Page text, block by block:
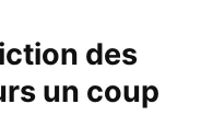
des
un coup